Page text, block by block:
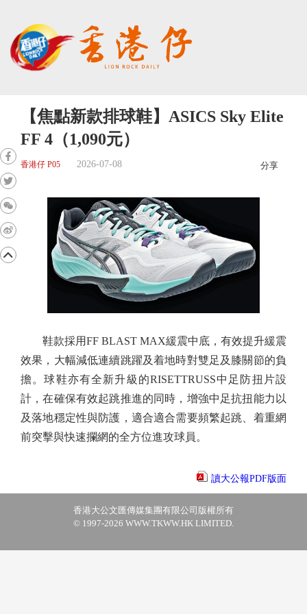
【焦點新款排球鞋】ASICS Sky Elite
FF 4（1,090元）
香港仔 P05 2026-07-08 分享
鞋款採用FF BLAST MAX緩震中底，有效提升緩震
效果，大幅減低連續跳躍及着地時對雙足及膝關節的負
擔。球鞋亦有全新升級的RISETTRUSS中足防扭片設
計，在確保有效起跳推進的同時，增強中足抗扭能力以
及落地穩定性與防護，適合適合需要頻繁起跳、着重網
前突擊與快速攔網的全方位進攻球員。
讀大公報PDF版面
香港大公文匯傳媒集團有限公司版權所有
© 1997-2026 WWW.TKWW.HK LIMITED.